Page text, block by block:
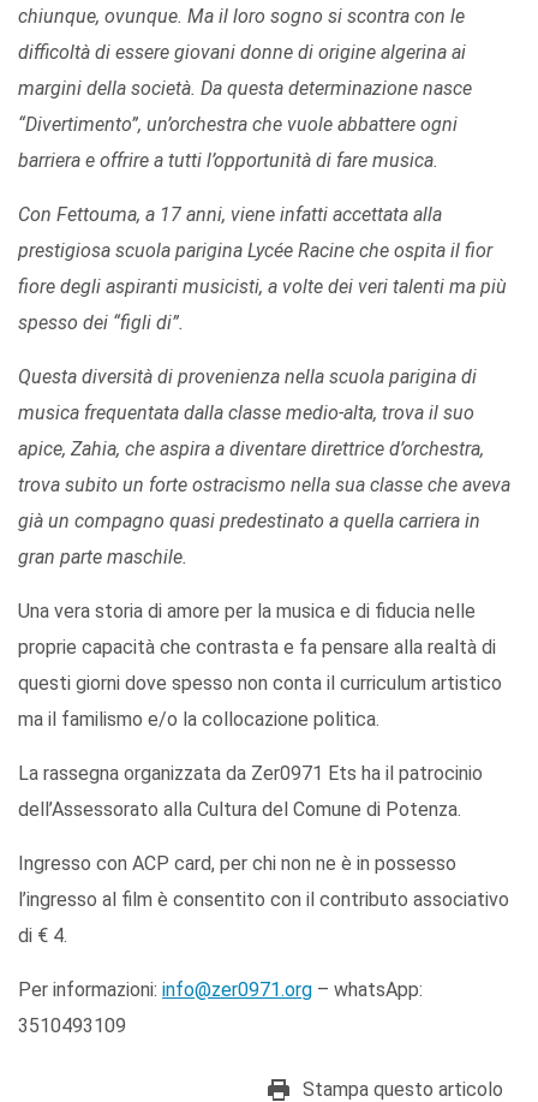
chiunque, ovunque. Ma il loro sogno si scontra con le
difficoltà di essere giovani donne di origine algerina ai
margini della società. Da questa determinazione nasce
“Divertimento”, un’orchestra che vuole abbattere ogni
barriera e offrire a tutti l’opportunità di fare musica.
Con Fettouma, a 17 anni, viene infatti accettata alla
prestigiosa scuola parigina Lycée Racine che ospita il fior
fiore degli aspiranti musicisti, a volte dei veri talenti ma più
spesso dei “figli di”.
Questa diversità di provenienza nella scuola parigina di
musica frequentata dalla classe medio-alta, trova il suo
apice, Zahia, che aspira a diventare direttrice d’orchestra,
trova subito un forte ostracismo nella sua classe che aveva
già un compagno quasi predestinato a quella carriera in
gran parte maschile.
Una vera storia di amore per la musica e di fiducia nelle
proprie capacità che contrasta e fa pensare alla realtà di
questi giorni dove spesso non conta il curriculum artistico
ma il familismo e/o la collocazione politica.
La rassegna organizzata da Zer0971 Ets ha il patrocinio
dell’Assessorato alla Cultura del Comune di Potenza.
Ingresso con ACP card, per chi non ne è in possesso
l’ingresso al film è consentito con il contributo associativo
di € 4.
Per informazioni: info@zer0971.org – whatsApp:
3510493109
Stampa questo articolo